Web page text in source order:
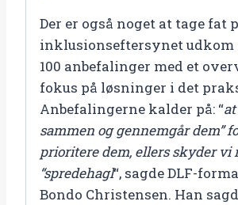
Der er også noget at tage fat
inklusionseftersynet udkom
100 anbefalinger med et
fokus på løsninger i det
Anbefalingerne kalder på: “
sammen og gennemgår dem”
prioritere dem, ellers skyder vi
“spredehagl“, sagde DLF-
Bondo Christensen. Han